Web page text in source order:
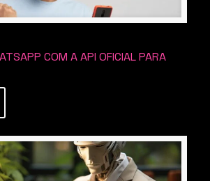
COM A API OFICIAL PARA